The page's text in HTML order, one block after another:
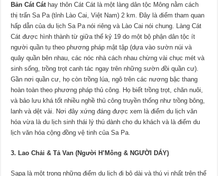
Bản Cát Cát hay thôn Cát Cát là một làng dân tộc Mông nằm cách
thị trấn Sa Pa (tỉnh Lào Cai, Việt Nam) 2 km. Đây là điểm tham quan
hấp dẫn của du lịch Sa Pa nói riêng và Lào Cai nói chung. Làng Cát
Cát được hình thành từ giữa thế kỷ 19 do một bộ phận dân tộc ít
người quần tụ theo phương pháp mật tập (dựa vào sườn núi và
quây quần bên nhau, các nóc nhà cách nhau chừng vài chục mét và
sinh sống, trồng trọt canh tác ngay trên những sườn đồi quần cư).
Gần nơi quần cư, họ còn trồng lúa, ngô trên các nương bậc thang
hoàn toàn theo phương pháp thủ công. Họ biết trồng trọt, chăn nuôi,
và bảo lưu khá tốt nhiều nghề thủ công truyền thống như trồng bông,
lanh và dệt vải. Nơi đây xứng đáng được xem là điểm du lịch văn
hóa vừa là du lịch sinh thái lý thú dành cho du khách và là điểm du
lịch văn hóa cộng đồng vệ tinh của Sa Pa.
3. Lao Chải & Tả Van (Người H’Mông & NGƯỜI DÁY)
Sapa là một trong những điểm du lịch đi bộ dài và thú vị nhất trên thế